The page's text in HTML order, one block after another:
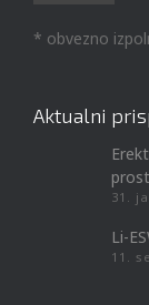
* obvezno
Aktualni
31.
Li-
11.